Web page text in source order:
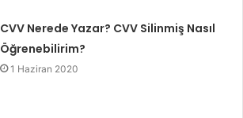
CVV Nerede Yazar? CVV Silinmiş Nasıl
Öğrenebilirim?
1 Haziran 2020